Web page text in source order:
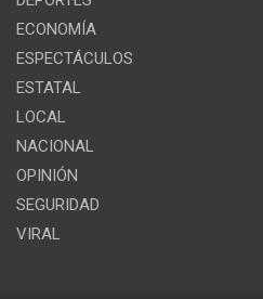
ECONOMÍA
ESPECTÁCULOS
ESTATAL
LOCAL
NACIONAL
OPINIÓN
SEGURIDAD
VIRAL